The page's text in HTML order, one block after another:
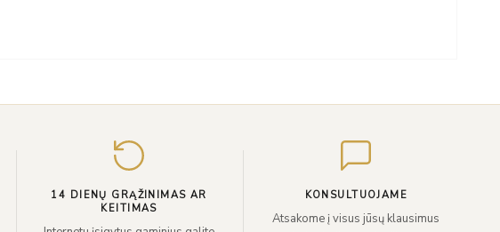
14 DIENŲ GRĄŽINIMAS AR
KEITIMAS
KONSULTUOJAME
Atsakome į visus jūsų klausimus